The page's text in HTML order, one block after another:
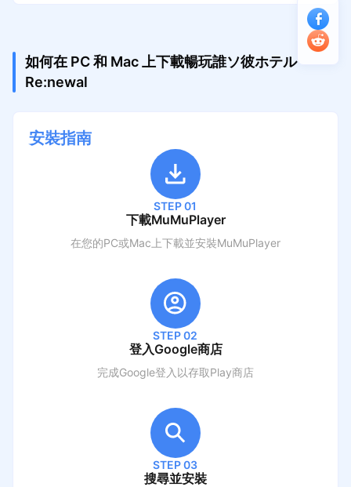
如何在 PC 和 Mac 上下載暢玩誰ソ彼ホテル
Re:newal
安裝指南
STEP 01
下載MuMuPlayer
在您的PC或Mac上下載並安裝MuMuPlayer
STEP 02
登入Google商店
完成Google登入以存取Play商店
STEP 03
搜尋並安裝